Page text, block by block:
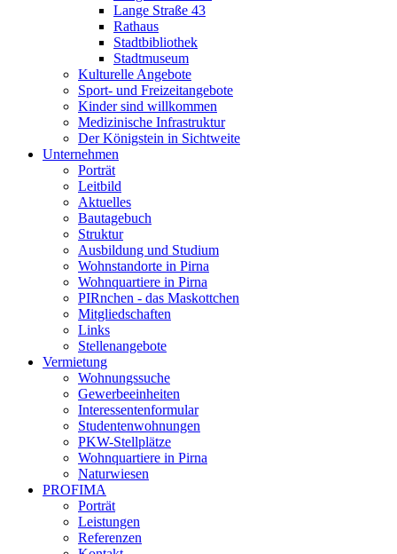
Lange Straße 43
Rathaus
Stadtbibliothek
Stadtmuseum
Kulturelle Angebote
Sport- und Freizeitangebote
Kinder sind willkommen
Medizinische Infrastruktur
Der Königstein in Sichtweite
Unternehmen
Porträt
Leitbild
Aktuelles
Bautagebuch
Struktur
Ausbildung und Studium
Wohnstandorte in Pirna
Wohnquartiere in Pirna
PIRnchen - das Maskottchen
Mitgliedschaften
Links
Stellenangebote
Vermietung
Wohnungssuche
Gewerbeeinheiten
Interessentenformular
Studentenwohnungen
PKW-Stellplätze
Wohnquartiere in Pirna
Naturwiesen
PROFIMA
Porträt
Leistungen
Referenzen